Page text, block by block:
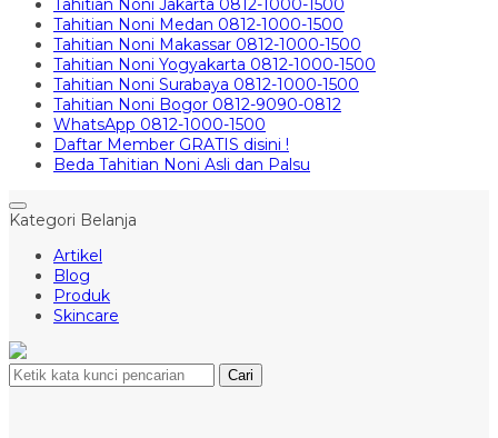
Tahitian Noni Jakarta 0812-1000-1500
Tahitian Noni Medan 0812-1000-1500
Tahitian Noni Makassar 0812-1000-1500
Tahitian Noni Yogyakarta 0812-1000-1500
Tahitian Noni Surabaya 0812-1000-1500
Tahitian Noni Bogor 0812-9090-0812
WhatsApp 0812-1000-1500
Daftar Member GRATIS disini !
Beda Tahitian Noni Asli dan Palsu
Kategori Belanja
Artikel
Blog
Produk
Skincare
Cari